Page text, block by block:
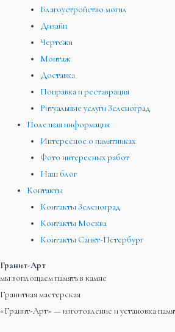
Благоустройство могил
Дизайн
Чертежи
Монтаж
Доставка
Поправка и реставрация
Ритуальные услуги Зеленоград
Полезная информация
Интересное о памятниках
Фото интересных работ
Наш блог
Контакты
Контакты Зеленоград
Контакты Москва
Контакты Санкт-Петербург
Гранит-Арт
мы воплощаем память в камне
Гранитная мастерская
«Гранит-Арт» — изготовление и установка